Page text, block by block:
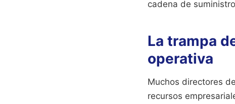
cadena de
La trampa
operativa
Muchos directores
recursos